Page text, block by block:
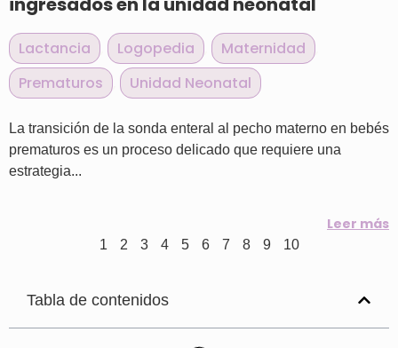
Lactancia Logopedia Maternidad
Prematuros
Unidad Neonatal
La transición de la sonda enteral al pecho materno en bebés
prematuros es un proceso delicado que requiere una
estrategia...
Leer más
1 2 3 4 5 6 7 8 9 10
Tabla de contenidos